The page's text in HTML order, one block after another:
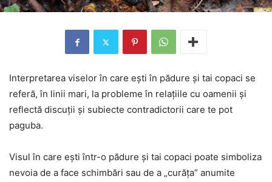
Interpretarea viselor în care ești în pădure și tai copaci se
referă, în linii mari, la probleme în relațiile cu oamenii și
reflectă discuții și subiecte contradictorii care te pot
paguba.
Visul în care ești într-o pădure și tai copaci poate simboliza
nevoia de a face schimbări sau de a „curăța” anumite